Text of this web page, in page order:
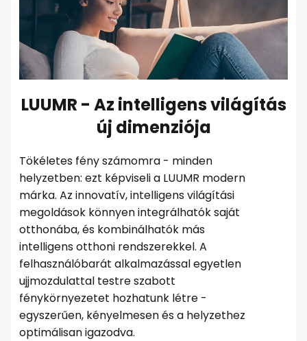
LUUMR - Az intelligens világítás
új dimenziója
Tökéletes fény számomra - minden
helyzetben: ezt képviseli a LUUMR modern
márka. Az innovatív, intelligens világítási
megoldások könnyen integrálhatók saját
otthonába, és kombinálhatók más
intelligens otthoni rendszerekkel. A
felhasználóbarát alkalmazással egyetlen
ujjmozdulattal testre szabott
fénykörnyezetet hozhatunk létre -
egyszerűen, kényelmesen és a helyzethez
optimálisan igazodva.